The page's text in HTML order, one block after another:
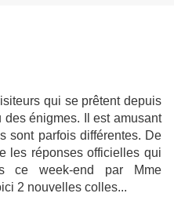
qui se prêtent depuis
énigmes. Il est amusant
sont parfois différentes. De
les réponses officielles qui
ce week-end par Mme
2 nouvelles colles...